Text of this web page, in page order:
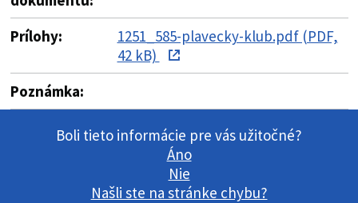
Prílohy:
1251_585-plavecky-klub.pdf (PDF,
42 kB)
Poznámka:
Boli tieto informácie pre vás užitočné?
Áno
Nie
Našli ste na stránke chybu?